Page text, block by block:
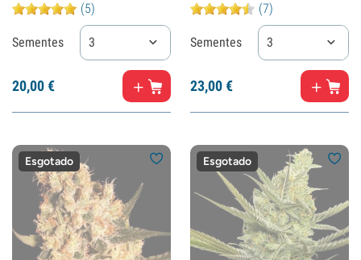
(5)
Sementes 3
20,00€
(7)
Sementes 3
23,00€
Esgotado Esgotado